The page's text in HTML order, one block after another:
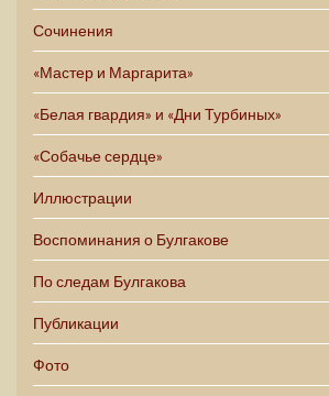
Сочинения
«Мастер и Маргарита»
«Белая гвардия» и «Дни Турбиных»
«Собачье сердце»
Иллюстрации
Воспоминания о Булгакове
По следам Булгакова
Публикации
Фото